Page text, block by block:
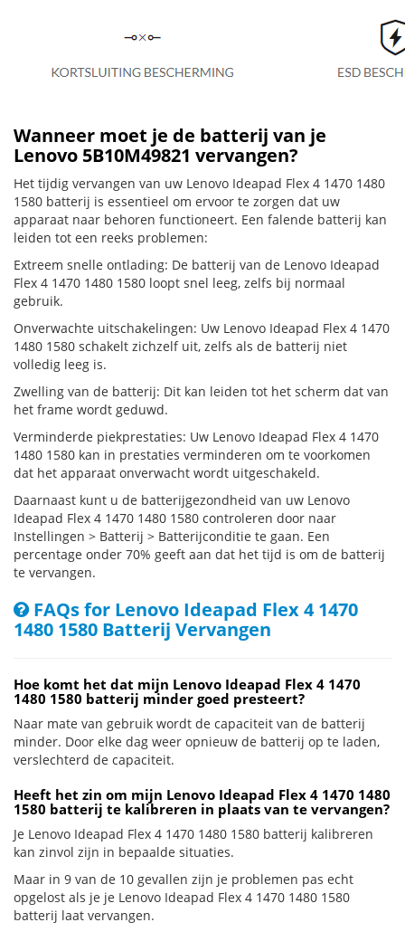
Wanneer moet je de batterij van je
Lenovo 5B10M49821 vervangen?
Het tijdig vervangen van uw Lenovo Ideapad Flex 4 1470 1480
1580 batterij is essentieel om ervoor te zorgen dat uw
apparaat naar behoren functioneert. Een falende batterij kan
leiden tot een reeks problemen:
Extreem snelle ontlading: De batterij van de Lenovo Ideapad
Flex 4 1470 1480 1580 loopt snel leeg, zelfs bij normaal
gebruik.
Onverwachte uitschakelingen: Uw Lenovo Ideapad Flex 4 1470
1480 1580 schakelt zichzelf uit, zelfs als de batterij niet
volledig leeg is.
Zwelling van de batterij: Dit kan leiden tot het scherm dat van
het frame wordt geduwd.
Verminderde piekprestaties: Uw Lenovo Ideapad Flex 4 1470
1480 1580 kan in prestaties verminderen om te voorkomen
dat het apparaat onverwacht wordt uitgeschakeld.
Daarnaast kunt u de batterijgezondheid van uw Lenovo
Ideapad Flex 4 1470 1480 1580 controleren door naar
Instellingen > Batterij > Batterijconditie te gaan. Een
percentage onder 70% geeft aan dat het tijd is om de batterij
te vervangen.
FAQs for Lenovo Ideapad Flex 4 1470
1480 1580 Batterij Vervangen
Hoe komt het dat mijn Lenovo Ideapad Flex 4 1470
1480 1580 batterij minder goed presteert?
Naar mate van gebruik wordt de capaciteit van de batterij
minder. Door elke dag weer opnieuw de batterij op te laden,
verslechterd de capaciteit.
Heeft het zin om mijn Lenovo Ideapad Flex 4 1470 1480
1580 batterij te kalibreren in plaats van te vervangen?
Je Lenovo Ideapad Flex 4 1470 1480 1580 batterij kalibreren
kan zinvol zijn in bepaalde situaties.
Maar in 9 van de 10 gevallen zijn je problemen pas echt
opgelost als je je Lenovo Ideapad Flex 4 1470 1480 1580
batterij laat vervangen.